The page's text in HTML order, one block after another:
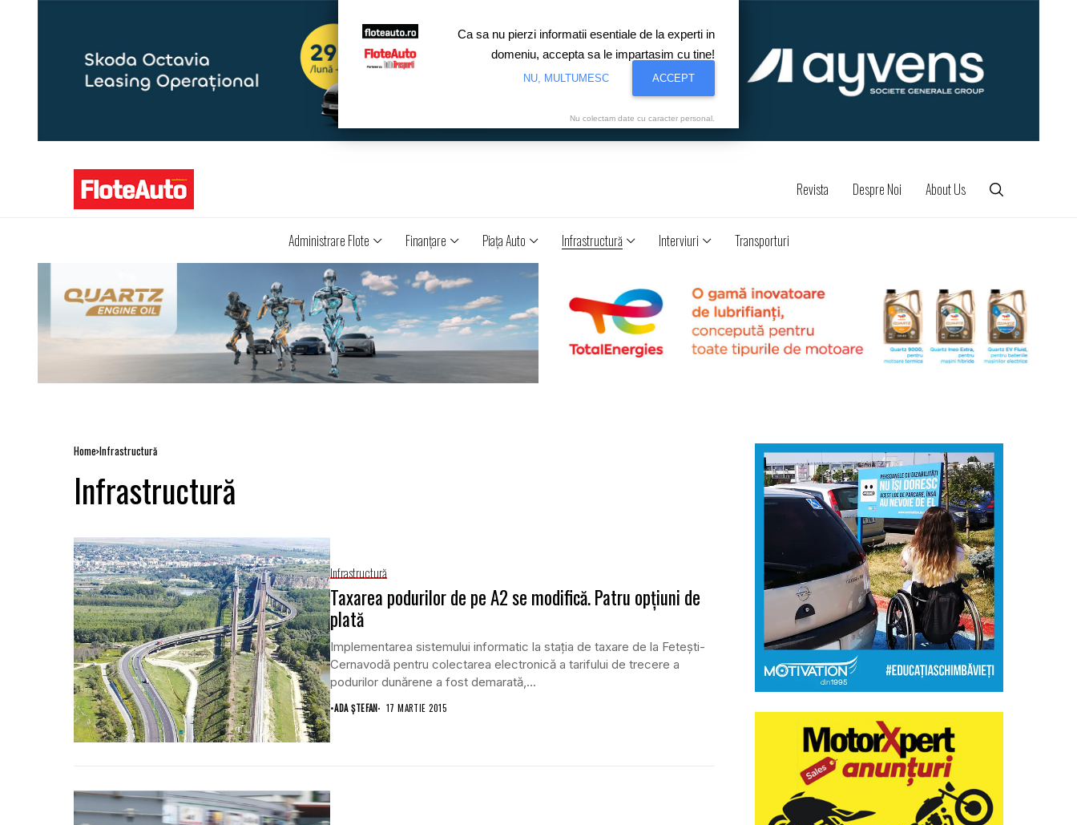
Revista Despre Noi About Us
Administrare Flote Finanţare Piaţa Auto Infrastructură Interviuri Transporturi
Home Infrastructură
Infrastructură
Infrastructură
Taxarea podurilor de pe A2 se modifică. Patru opţiuni de
plată
Implementarea sistemului informatic la staţia de taxare de la Feteşti-
Cernavodă pentru colectarea electronică a tarifului de trecere a
podurilor dunărene a fost demarată,...
•ADA ȘTEFAN 17 MARTIE 2015
Ca sa nu pierzi informatii esentiale de la experti in
domeniu, accepta sa le impartasim cu tine!
NU, MULTUMESC ACCEPT
Nu colectam date cu caracter personal.